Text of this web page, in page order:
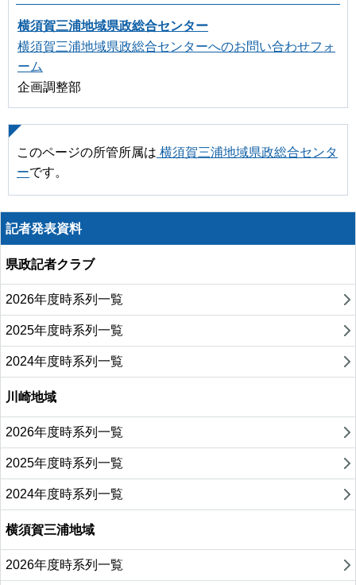
横須賀三浦地域県政総合センター
横須賀三浦地域県政総合センターへのお問い合わせフォ
ーム
企画調整部
このページの所管所属は 横須賀三浦地域県政総合センタ
ーです。
記者発表資料
県政記者クラブ
2026年度時系列一覧
2025年度時系列一覧
2024年度時系列一覧
川崎地域
2026年度時系列一覧
2025年度時系列一覧
2024年度時系列一覧
横須賀三浦地域
2026年度時系列一覧